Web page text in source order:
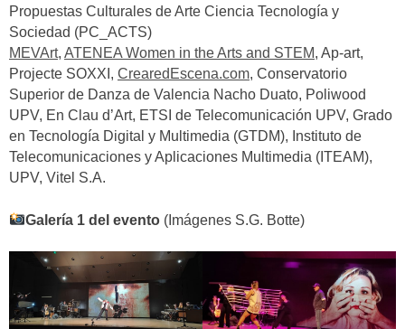
Propuestas Culturales de Arte Ciencia Tecnología y
Sociedad (PC_ACTS)
MEVArt, ATENEA Women in the Arts and STEM, Ap-art,
Projecte SOXXI, CrearedEscena.com, Conservatorio
Superior de Danza de Valencia Nacho Duato, Poliwood
UPV, En Clau d’Art, ETSI de Telecomunicación UPV, Grado
en Tecnología Digital y Multimedia (GTDM), Instituto de
Telecomunicaciones y Aplicaciones Multimedia (ITEAM),
UPV, Vitel S.A.
Galería 1 del evento(Imágenes S.G. Botte)